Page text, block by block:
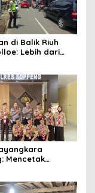
di Balik Riuh
Lebih dari
Mencetak